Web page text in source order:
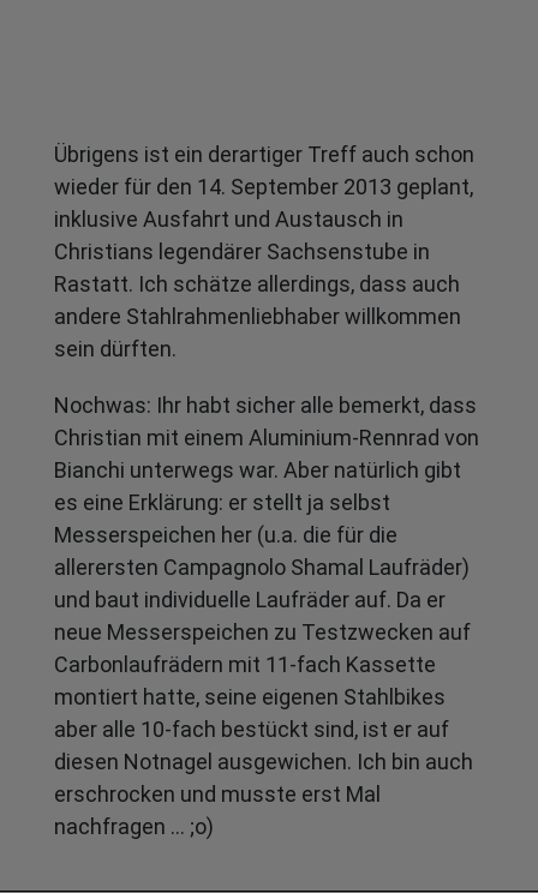
Übrigens ist ein derartiger Treff auch schon
wieder für den 14. September 2013 geplant,
inklusive Ausfahrt und Austausch in
Christians legendärer Sachsenstube in
Rastatt. Ich schätze allerdings, dass auch
andere Stahlrahmenliebhaber willkommen
sein dürften.
Nochwas: Ihr habt sicher alle bemerkt, dass
Christian mit einem Aluminium-Rennrad von
Bianchi unterwegs war. Aber natürlich gibt
es eine Erklärung: er stellt ja selbst
Messerspeichen her (u.a. die für die
allerersten Campagnolo Shamal Laufräder)
und baut individuelle Laufräder auf. Da er
neue Messerspeichen zu Testzwecken auf
Carbonlaufrädern mit 11-fach Kassette
montiert hatte, seine eigenen Stahlbikes
aber alle 10-fach bestückt sind, ist er auf
diesen Notnagel ausgewichen. Ich bin auch
erschrocken und musste erst Mal
nachfragen … ;o)